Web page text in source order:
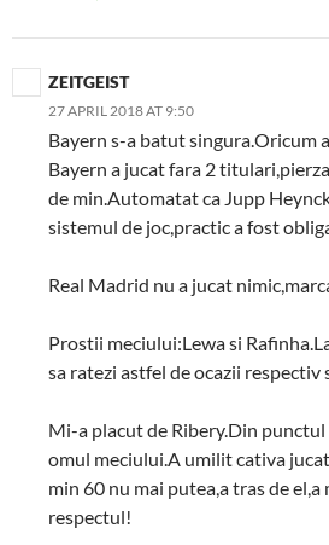
ZEITGEIST
27 APRIL 2018 AT 9:50
Bayern s-a batut singura.Oricum
Bayern a jucat fara 2
de min.Automatat ca Jupp
sistemul de joc,practic a fost
Real Madrid nu a jucat
Prostii meciului:Lewa si
sa ratezi astfel de ocazii respectiv
Mi-a placut de Ribery.Din punctul
omul meciului.A umilit cativa
min 60 nu mai putea,a tras de el,a
respectul!